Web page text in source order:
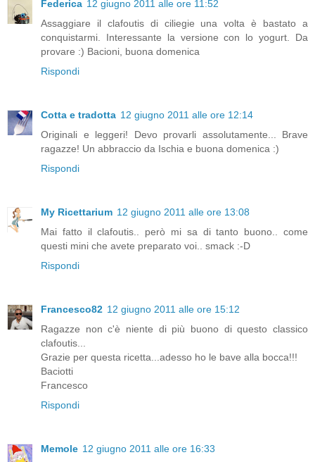
Federica 12 giugno 2011 alle ore 11:52
Assaggiare il clafoutis di ciliegie una volta è bastato a
conquistarmi. Interessante la versione con lo yogurt. Da
provare :) Bacioni, buona domenica
Rispondi
Cotta e tradotta 12 giugno 2011 alle ore 12:14
Originali e leggeri! Devo provarli assolutamente... Brave
ragazze! Un abbraccio da Ischia e buona domenica :)
Rispondi
My Ricettarium 12 giugno 2011 alle ore 13:08
Mai fatto il clafoutis.. però mi sa di tanto buono.. come
questi mini che avete preparato voi.. smack :-D
Rispondi
Francesco82 12 giugno 2011 alle ore 15:12
Ragazze non c'è niente di più buono di questo classico
clafoutis...
Grazie per questa ricetta...adesso ho le bave alla bocca!!!
Baciotti
Francesco
Rispondi
Memole 12 giugno 2011 alle ore 16:33